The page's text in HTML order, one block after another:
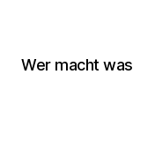
Wer macht was